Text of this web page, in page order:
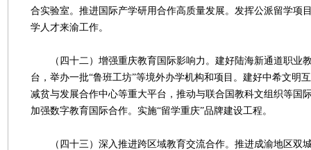
合实验室。推进国际产学研用合作高质量发展。发挥公派留学项
学人才来渝工作。
（四十二）增强重庆教育国际影响力。建好陆海新通道职业
台，举办一批“鲁班工坊”等境外办学机构和项目。建好中希文明
减贫与发展合作中心等重大平台，推动与联合国教科文组织等国
加强数字教育国际合作。实施“留学重庆”品牌建设工程。
（四十三）深入推进跨区域教育交流合作。推进成渝地区双